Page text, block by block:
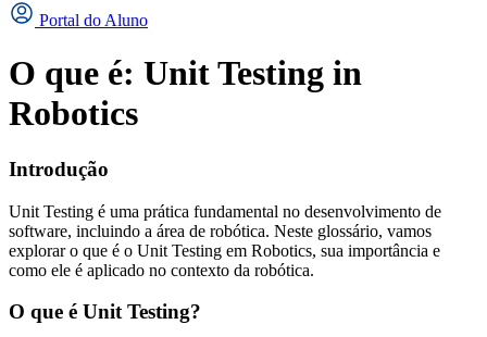
Portal do Aluno
O que é: Unit Testing in
Robotics
Introdução
Unit Testing é uma prática fundamental no desenvolvimento de
software, incluindo a área de robótica. Neste glossário, vamos
explorar o que é o Unit Testing em Robotics, sua importância e
como ele é aplicado no contexto da robótica.
O que é Unit Testing?